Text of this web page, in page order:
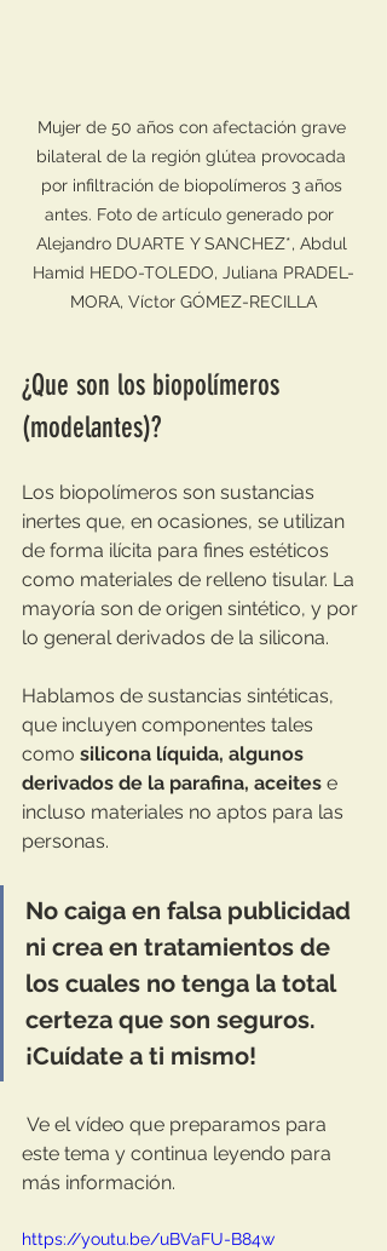
Mujer de 50 años con afectación grave
bilateral de la región glútea provocada
por infiltración de biopolímeros 3 años
antes. Foto de artículo generado por
Alejandro DUARTE Y SANCHEZ*, Abdul
Hamid HEDO-TOLEDO, Juliana PRADEL-
MORA, Víctor GÓMEZ-RECILLA
¿Que son los biopolímeros
(modelantes)?
Los biopolímeros son sustancias
inertes que, en ocasiones, se utilizan
de forma ilícita para fines estéticos
como materiales de relleno tisular. La
mayoría son de origen sintético, y por
lo general derivados de la silicona.
Hablamos de sustancias sintéticas,
que incluyen componentes tales
como silicona líquida, algunos
derivados de la parafina, aceites e
incluso materiales no aptos para las
personas.
No caiga en falsa publicidad
ni crea en tratamientos de
los cuales no tenga la total
certeza que son seguros.
¡Cuídate a ti mismo!
este tema y continua leyendo para
más información.
https://youtu.be/uBVaFU-B84w